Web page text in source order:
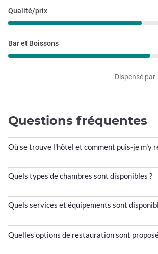
Qualité/prix
Bar et Boissons
Dispensé par
Questions fréquentes
Où se trouve l'hôtel et comment puis-je m'y
Quels types de chambres sont disponibles ?
Quels services et équipements sont
Quelles options de restauration sont